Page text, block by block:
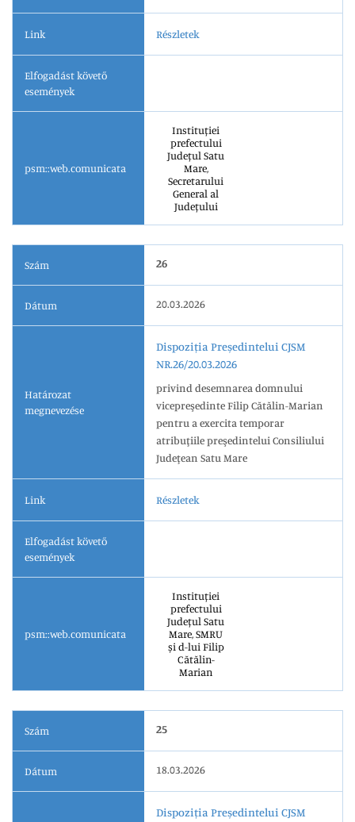
Link Részletek
Elfogadást követő
események
psm::web.comunicata
Instituției
prefectului
Județul Satu
Mare,
Secretarului
General al
Județului
Szám 26
Dátum 20.03.2026
Határozat
megnevezése
Dispoziția Președintelui CJSM
NR.26/20.03.2026
privind desemnarea domnului
vicepreşedinte Filip Cătălin-Marian
pentru a exercita temporar
atribuţiile preşedintelui Consiliului
Judeţean Satu Mare
Link Részletek
Elfogadást követő
események
psm::web.comunicata
Instituției
prefectului
Județul Satu
Mare, SMRU
și d-lui Filip
Cătălin-
Marian
Szám 25
Dátum 18.03.2026
Dispoziția Președintelui CJSM